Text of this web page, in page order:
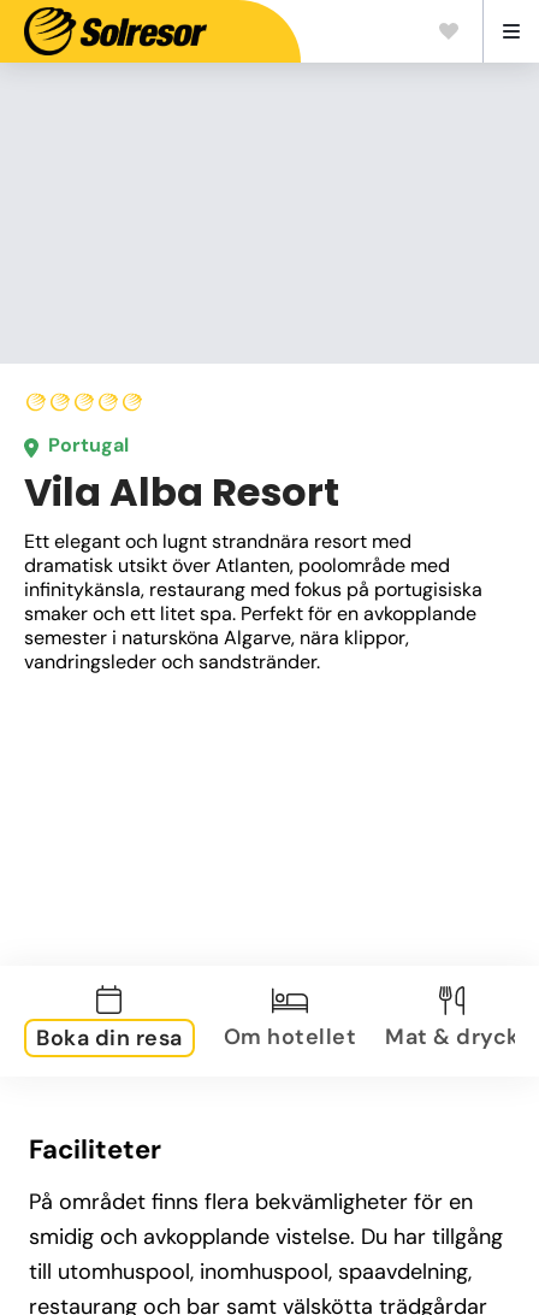
Portugal
Vila Alba Resort
Ett elegant och lugnt strandnära resort med
dramatisk utsikt över Atlanten, poolområde med
infinitykänsla, restaurang med fokus på portugisiska
smaker och ett litet spa. Perfekt för en avkopplande
semester i natursköna Algarve, nära klippor,
vandringsleder och sandstränder.
Boka din resa Om hotellet Mat & dryck
Faciliteter
På området finns flera bekvämligheter för en
smidig och avkopplande vistelse. Du har tillgång
till utomhuspool, inomhuspool, spaavdelning,
restaurang och bar samt välskötta trädgårdar